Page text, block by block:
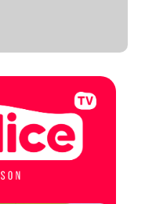
MENOR